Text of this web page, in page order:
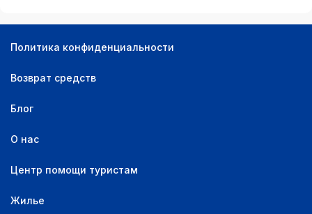
Политика конфиденциальности
Возврат средств
Блог
О нас
Центр помощи туристам
Жилье